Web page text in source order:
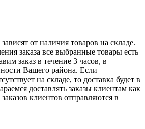
от наличия товаров на складе.
заказа все выбранные товары есть
заказ в течение 3 часов, в
Вашего района. Если
на складе, то доставка будет в
доставлять заказы клиентам как
клиентов отправляются в